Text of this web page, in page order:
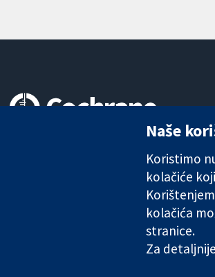
The Cochrane Collaboration is a charity (no.
Copyright © 2026 The Cochrane Collaboration
Naše
Koristimo
kolačiće
kolačića
stranice.
Za